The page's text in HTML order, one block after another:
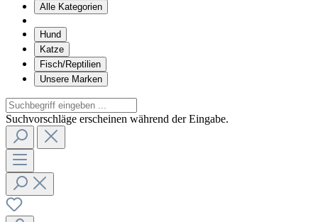
Alle Kategorien
Hund
Katze
Fisch/Reptilien
Unsere Marken
Suchvorschläge erscheinen während der Eingabe.